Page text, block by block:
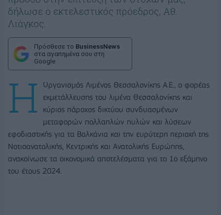
δήλωσε ο εκτελεστικός πρόεδρος, Αθ.
Λιάγκος.
Πρόσθεσε το BusinessNews
στα αγαπημένα σου στη
Google
Η
Οργανισμός Λιμένος Θεσσαλονίκης Α.Ε., ο φορέας
εκμετάλλευσης του λιμένα Θεσσαλονίκης και
κύριος πάροχος δικτύου συνδυασμένων
μεταφορών πολλαπλών πυλών και λύσεων
εφοδιαστικής για τα Βαλκάνια και την ευρύτερη περιοχή της
Νοτιοανατολικής, Κεντρικής και Ανατολικής Ευρώπης,
ανακοίνωσε τα οικονομικά αποτελέσματα για το 1ο εξάμηνο
του έτους 2024.